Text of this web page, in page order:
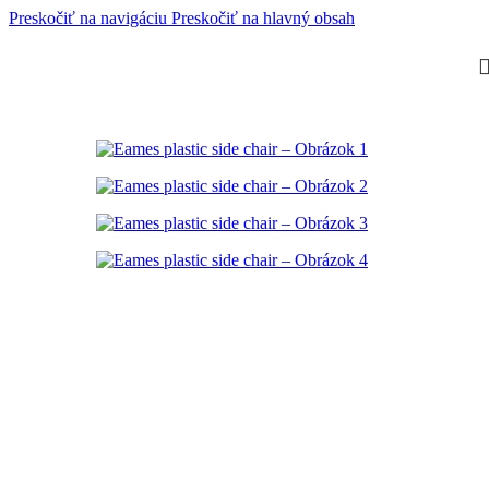
Preskočiť na navigáciu Preskočiť na hlavný obsah